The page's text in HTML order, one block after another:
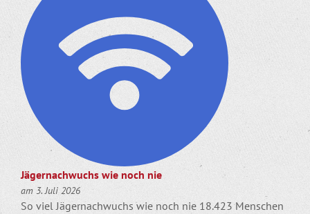
Jägernachwuchs wie noch nie
am 3. Juli 2026
So viel Jägernachwuchs wie noch nie 18.423 Menschen